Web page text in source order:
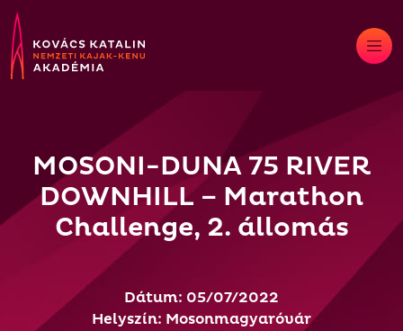
Skip
to
content
MOSONI-DUNA 75 RIVER
DOWNHILL – Marathon
Challenge, 2. állomás
Dátum: 05/07/2022
Helyszín: Mosonmagyaróvár